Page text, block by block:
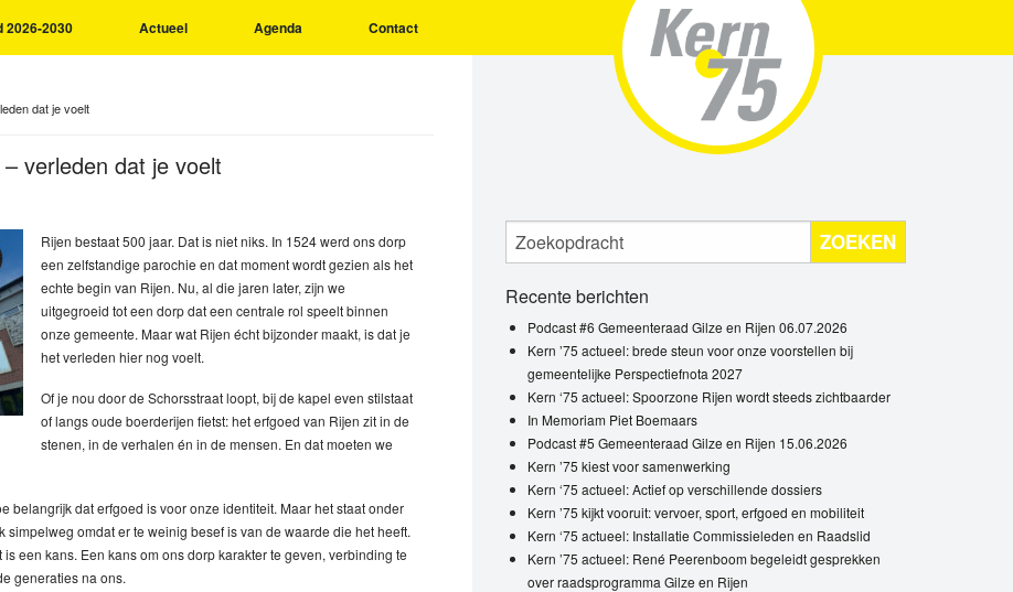
2026-2030 Actueel Agenda Contact
dat je voelt
verleden dat je voelt
Rijen bestaat 500 jaar. Dat is niet niks. In 1524 werd ons dorp
een zelfstandige parochie en dat moment wordt gezien als het
echte begin van Rijen. Nu, al die jaren later, zijn we
uitgegroeid tot een dorp dat een centrale rol speelt binnen
onze gemeente. Maar wat Rijen écht bijzonder maakt, is dat je
het verleden hier nog voelt.
Of je nou door de Schorsstraat loopt, bij de kapel even stilstaat
of langs oude boerderijen fietst: het erfgoed van Rijen zit in de
stenen, in de verhalen én in de mensen. En dat moeten we
belangrijk dat erfgoed is voor onze identiteit. Maar het staat onder
omdat er te weinig besef is van de waarde die het heeft.
een kans. Een kans om ons dorp karakter te geven, verbinding te
generaties na ons.
ZOEKEN
Recente berichten
Podcast #6 Gemeenteraad Gilze en Rijen 06.07.2026
Kern ’75 actueel: brede steun voor onze voorstellen bij
gemeentelijke Perspectiefnota 2027
Kern ‘75 actueel: Spoorzone Rijen wordt steeds zichtbaarder
In Memoriam Piet Boemaars
Podcast #5 Gemeenteraad Gilze en Rijen 15.06.2026
Kern ’75 kiest voor samenwerking
Kern ‘75 actueel: Actief op verschillende dossiers
Kern ’75 kijkt vooruit: vervoer, sport, erfgoed en mobiliteit
Kern ‘75 actueel: Installatie Commissieleden en Raadslid
Kern ’75 actueel: René Peerenboom begeleidt gesprekken
over raadsprogramma Gilze en Rijen